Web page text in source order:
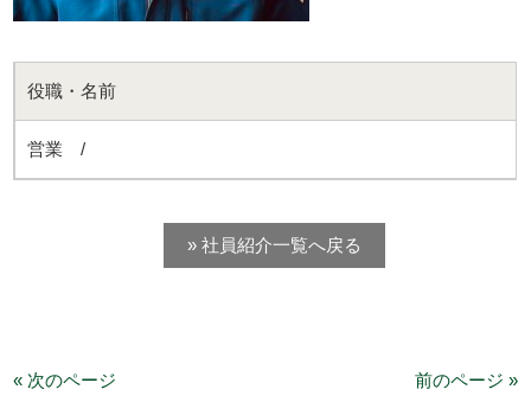
役職・名前
営業 /
» 社員紹介一覧へ戻る
« 次のページ 前のページ »